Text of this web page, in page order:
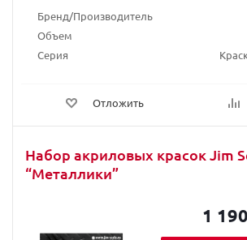
Бренд/Производитель
Объем
Серия
Отложить
Набор акриловых красок Jim
“Металлики”
1